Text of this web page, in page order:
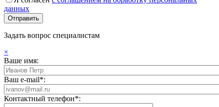
данных
Задать вопрос специалистам
×
Ваше имя:
Ваш e-mail*:
Контактный телефон*: